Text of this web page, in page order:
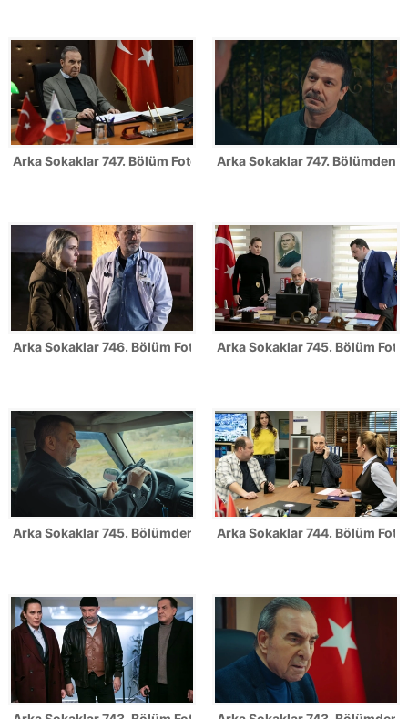
Arka Sokaklar 747. Bölüm FotoğraflarıArka Sokaklar 747. Bölümden
Arka Sokaklar 746. Bölüm FotoğraflarıArka Sokaklar 745. Bölüm
Arka Sokaklar 745. Bölümden ilk kareler!Arka Sokaklar 744. Bölüm